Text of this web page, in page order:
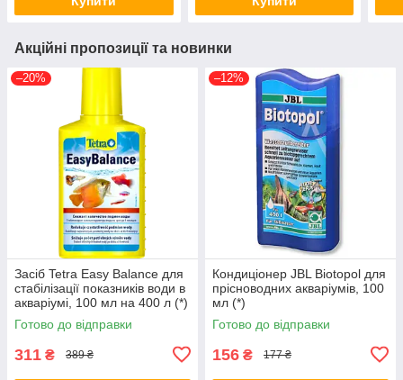
Акційні пропозиції та новинки
–20%
Засіб Tetra Easy Balance для
стабілізації показників води в
акваріумі, 100 мл на 400 л (*)
Готово до відправки
311 ₴ 389 ₴
–12%
Кондиціонер JBL Biotopol для
прісноводних акваріумів, 100
мл (*)
Готово до відправки
156 ₴ 177 ₴